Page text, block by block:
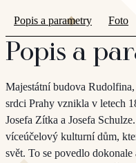
Popis a parametry Foto
Popis a
Majestátní budova
srdci Prahy vznikla v letech
Josefa Zítka a Josefa
víceúčelový kulturní dům,
svět. To se povedlo